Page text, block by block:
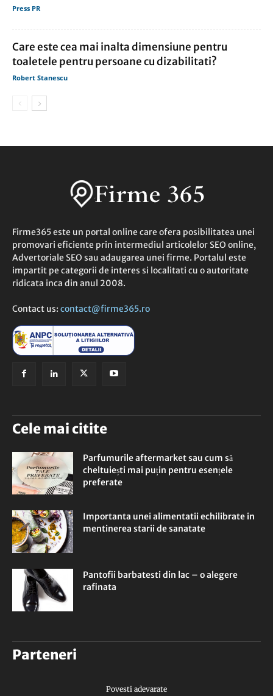
Press PR
Care este cea mai inalta dimensiune pentru
toaletele pentru persoane cu dizabilitati?
Robert Stanescu
Firme365 este un portal online care ofera posibilitatea unei
promovari eficiente prin intermediul articolelor SEO online,
Advertoriale SEO sau adaugarea unei firme. Portalul este
impartit pe categorii de interes si localitati cu o autoritate
ridicata inca din anul 2008.
Contact us: contact@firme365.ro
Cele mai citite
Parfumurile aftermarket sau cum să
cheltuiești mai puțin pentru esențele
preferate
Importanta unei alimentatii echilibrate in
mentinerea starii de sanatate
Pantofii barbatesti din lac – o alegere
rafinata
Parteneri
Povesti adevarate